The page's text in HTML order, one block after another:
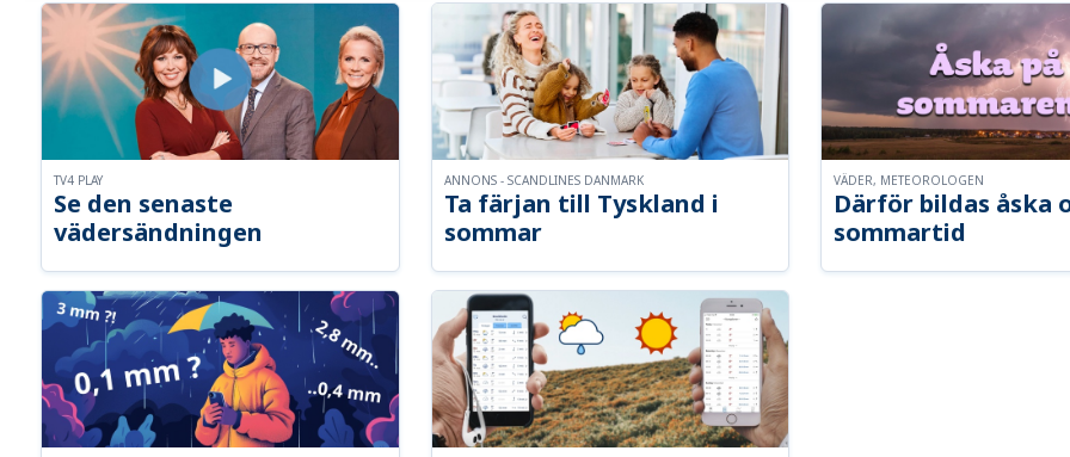
Se den senaste
vädersändningen
TV4 PLAY
Ta färjan till Tyskland i
sommar
ANNONS - SCANDLINES DANMARK
Därför bildas åska
sommartid
VÄDER, METEOROLOGEN